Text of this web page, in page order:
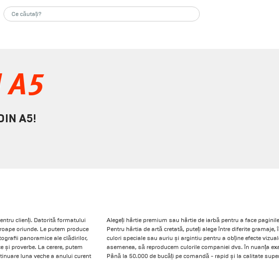
A5
A5!
clienți. Datorită formatului
oriunde. Le putem produce
panoramice ale clădirilor,
și proverbe. La cerere, putem
luna veche a anului curent
Alegeți hârtie premium sau hârtie de iarbă pentru a face
Pentru hârtia de artă cretată, puteți alege între diferite
culori speciale sau auriu și argintiu pentru a obține efecte
asemenea, să reproducem culorile companiei dvs. în nuanța
Până la 50.000 de bucăți pe comandă - rapid și la calitate